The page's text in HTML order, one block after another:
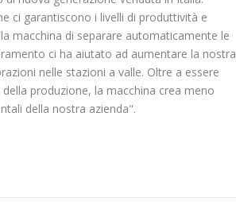
ci garantiscono i livelli di produttività e
macchina di separare automaticamente le
ci ha aiutato ad aumentare la nostra
nelle stazioni a valle. Oltre a essere
produzione, la macchina crea meno
della nostra azienda".